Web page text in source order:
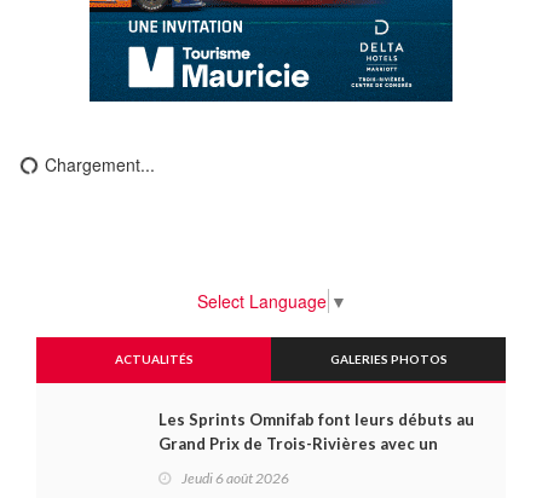
Chargement...
Select Language ▼
ACTUALITÉS GALERIES PHOTOS
Les Sprints Omnifab font leurs débuts au
Grand Prix de Trois-Rivières avec un
Jeudi 6 août 2026